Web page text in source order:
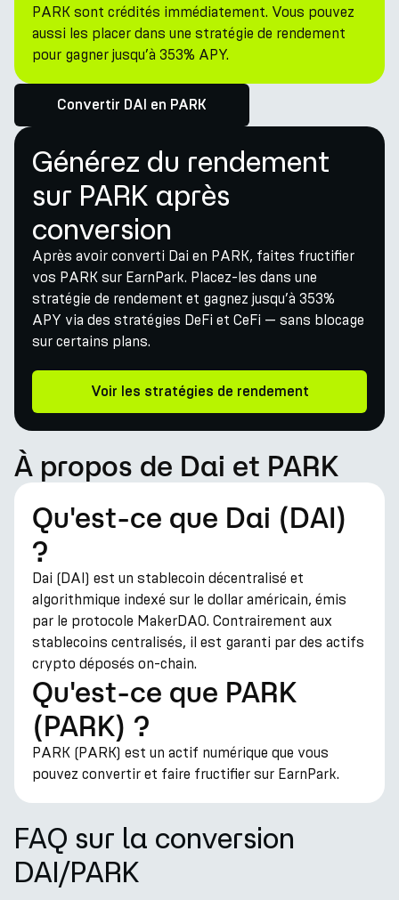
PARK sont crédités immédiatement. Vous pouvez
aussi les placer dans une stratégie de rendement
pour gagner jusqu’à 353% APY.
Convertir DAI en PARK
Générez du rendement
sur PARK après
conversion
Après avoir converti Dai en PARK, faites fructifier
vos PARK sur EarnPark. Placez-les dans une
stratégie de rendement et gagnez jusqu’à 353%
APY via des stratégies DeFi et CeFi — sans blocage
sur certains plans.
Voir les stratégies de rendement
À propos de Dai et PARK
Qu'est-ce que Dai (DAI)
?
Dai (DAI) est un stablecoin décentralisé et
algorithmique indexé sur le dollar américain, émis
par le protocole MakerDAO. Contrairement aux
stablecoins centralisés, il est garanti par des actifs
crypto déposés on-chain.
Qu'est-ce que PARK
(PARK) ?
PARK (PARK) est un actif numérique que vous
pouvez convertir et faire fructifier sur EarnPark.
FAQ sur la conversion
DAI/PARK